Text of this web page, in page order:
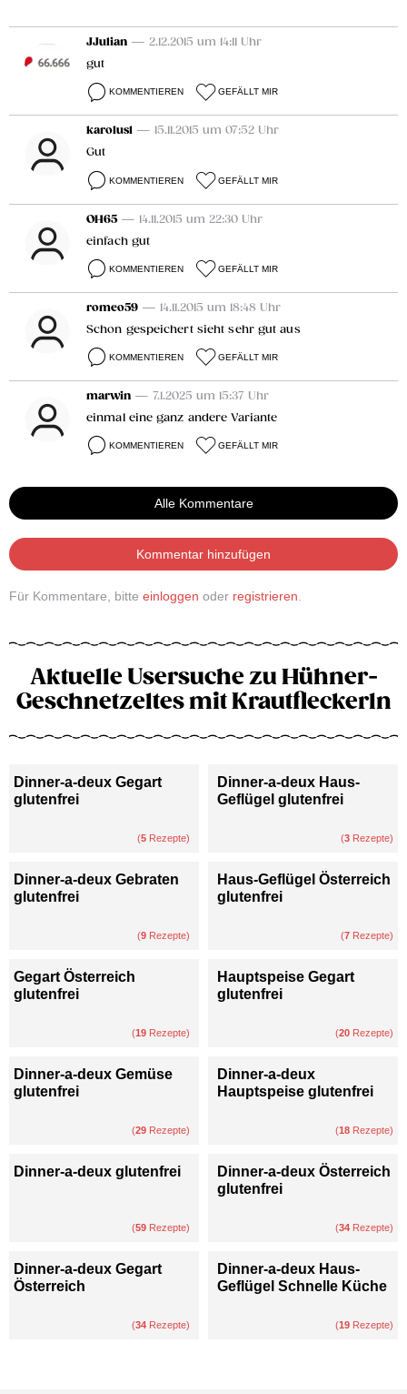
JJulian — 2.12.2015 um 14:11 Uhr
gut
KOMMENTIEREN GEFÄLLT MIR
karolus1 — 15.11.2015 um 07:52 Uhr
Gut
KOMMENTIEREN GEFÄLLT MIR
OH65 — 14.11.2015 um 22:30 Uhr
einfach gut
KOMMENTIEREN GEFÄLLT MIR
romeo59 — 14.11.2015 um 18:48 Uhr
Schon gespeichert sieht sehr gut aus
KOMMENTIEREN GEFÄLLT MIR
marwin — 7.1.2025 um 15:37 Uhr
einmal eine ganz andere Variante
KOMMENTIEREN GEFÄLLT MIR
Alle Kommentare
Kommentar hinzufügen
Für Kommentare, bitte einloggen oder registrieren
Aktuelle Usersuche zu Hühner-
Geschnetzeltes mit Krautfleckerln
Dinner-a-deux Gegart
glutenfrei
(5 Rezepte)
Dinner-a-deux Haus-
Geflügel glutenfrei
(3 Rezepte)
Dinner-a-deux Gebraten
glutenfrei
(9 Rezepte)
Haus-Geflügel Österreich
glutenfrei
(7 Rezepte)
Gegart Österreich
glutenfrei
(19 Rezepte)
Hauptspeise Gegart
glutenfrei
(20 Rezepte)
Dinner-a-deux Gemüse
glutenfrei
(29 Rezepte)
Dinner-a-deux
Hauptspeise glutenfrei
(18 Rezepte)
Dinner-a-deux glutenfrei
(59 Rezepte)
Dinner-a-deux Österreich
glutenfrei
(34 Rezepte)
Dinner-a-deux Gegart
Österreich
(34 Rezepte)
Dinner-a-deux Haus-
Geflügel Schnelle Küche
(19 Rezepte)